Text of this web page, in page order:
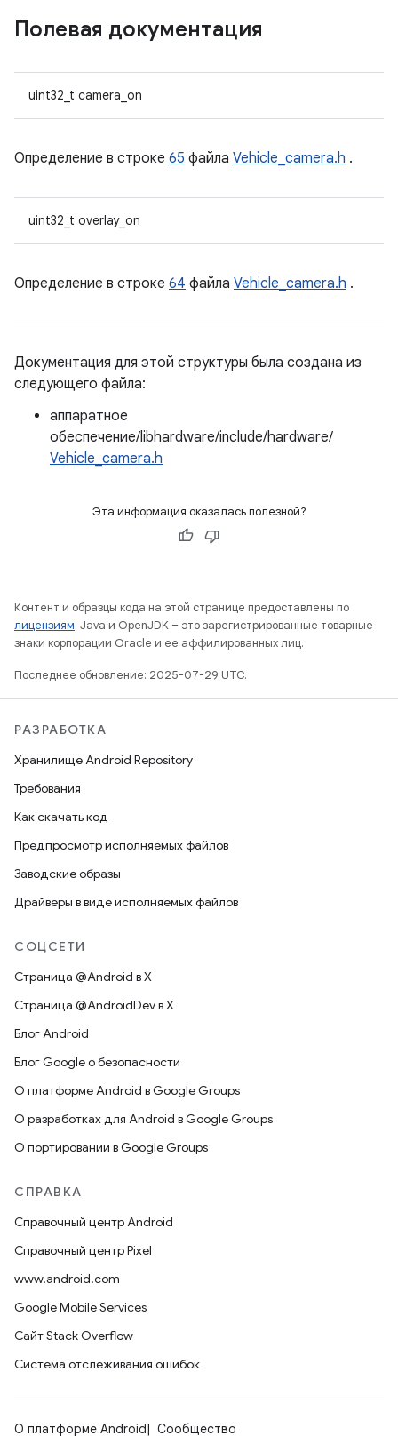
Полевая документация
uint32_t camera_on
Определение в строке 65 файла Vehicle_camera.h .
uint32_t overlay_on
Определение в строке 64 файла Vehicle_camera.h .
Документация для этой структуры была создана из
следующего файла:
аппаратное
обеспечение/libhardware/include/hardware/
Vehicle_camera.h
Эта информация оказалась полезной?
Контент и образцы кода на этой странице предоставлены по
лицензиям. Java и OpenJDK – это зарегистрированные товарные
знаки корпорации Oracle и ее аффилированных лиц.
Последнее обновление: 2025-07-29 UTC.
РАЗРАБОТКА
Хранилище Android Repository
Требования
Как скачать код
Предпросмотр исполняемых файлов
Заводские образы
Драйверы в виде исполняемых файлов
СОЦСЕТИ
Страница @Android в X
Страница @AndroidDev в X
Блог Android
Блог Google о безопасности
О платформе Android в Google Groups
О разработках для Android в Google Groups
О портировании в Google Groups
СПРАВКА
Справочный центр Android
Справочный центр Pixel
www.android.com
Google Mobile Services
Сайт Stack Overflow
Система отслеживания ошибок
О платформе Android
Сообщество